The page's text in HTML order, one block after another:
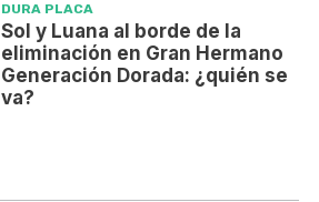
DURA PLACA
Sol y Luana al borde de la
eliminación en Gran Hermano
Generación Dorada: ¿quién se
va?